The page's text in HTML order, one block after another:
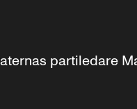
partiledare